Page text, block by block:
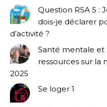
Question RSA 5 :
dois-je déclarer
d’activité ?
Santé mentale et
ressources sur
2025
Se loger 1